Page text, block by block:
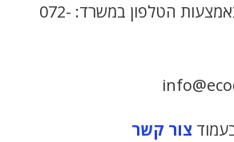
ניתן לפנות אלינו באמצעות הטלפון במשרד: 072-
צור קשר